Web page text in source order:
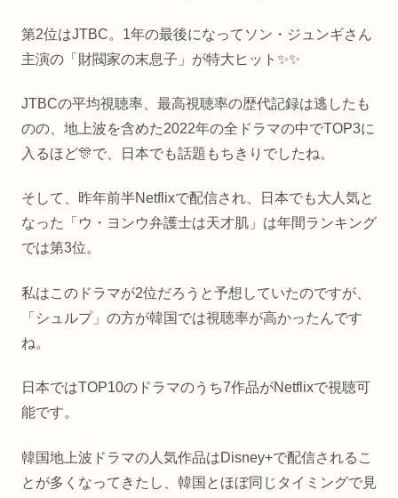
第2位はJTBC。1年の最後になってソン・ジュンギさん
主演の「財閥家の末息子」が特大ヒット✨✨
JTBCの平均視聴率、最高視聴率の歴代記録は逃したも
のの、地上波を含めた2022年の全ドラマの中でTOP3に
入るほど🎊で、日本でも話題もちきりでしたね。
そして、昨年前半Netflixで配信され、日本でも大人気と
なった「ウ・ヨンウ弁護士は天才肌」は年間ランキング
では第3位。
私はこのドラマが2位だろうと予想していたのですが、
「シュルプ」の方が韓国では視聴率が高かったんです
ね。
日本ではTOP10のドラマのうち7作品がNetflixで視聴可
能です。
韓国地上波ドラマの人気作品はDisney+で配信されるこ
とが多くなってきたし、韓国とほぼ同じタイミングで見